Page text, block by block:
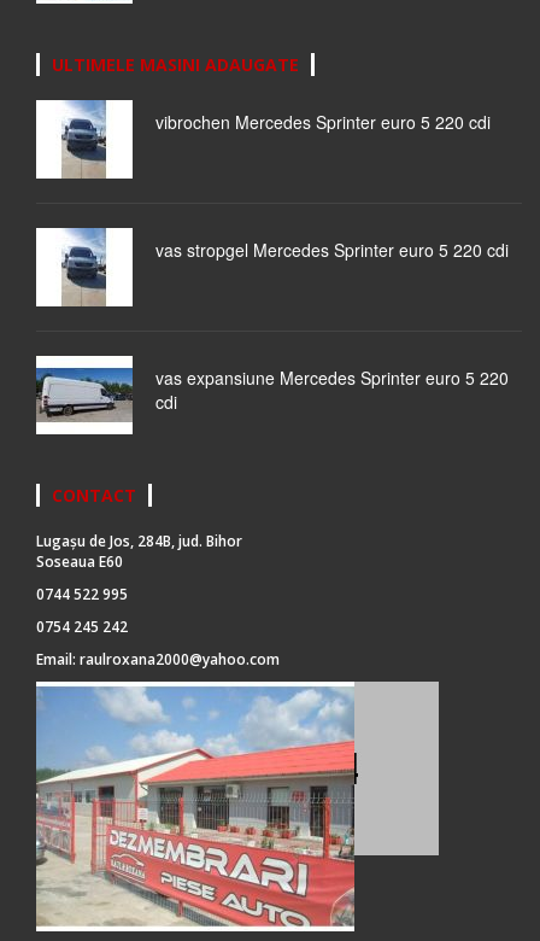
ULTIMELE MASINI ADAUGATE
vibrochen Mercedes Sprinter euro 5 220 cdi
vas stropgel Mercedes Sprinter euro 5 220 cdi
vas expansiune Mercedes Sprinter euro 5 220
cdi
CONTACT
Lugașu de Jos, 284B, jud. Bihor
Soseaua E60
0744 522 995
0754 245 242
Email: raulroxana2000@yahoo.com